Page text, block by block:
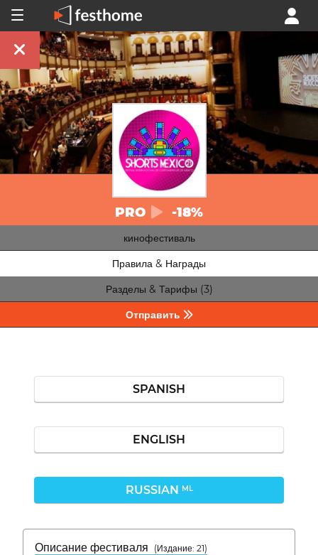
PRO -18%
кинофестиваль
Правила & Награды
Разделы & Тарифы (3)
Отправить
SPANISH
ENGLISH
RUSSIAN ML
Описание фестиваля
( Издание: 21)